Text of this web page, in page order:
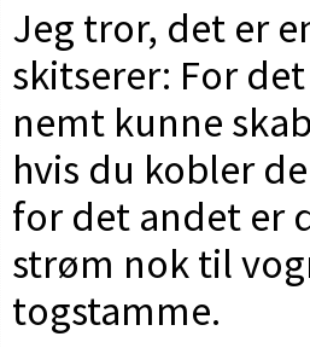
Jeg tror, det er
skitserer: For
nemt kunne
hvis du kobler
for det andet er
strøm nok til
togstamme.